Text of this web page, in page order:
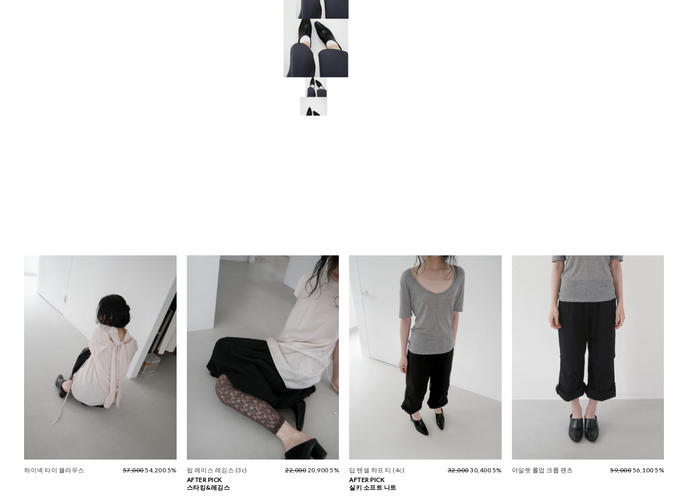
하이넥 타이 블라우스 57,00054,200 5% 립 레이스 레깅스 (3c) 22,000 20,900 5%
AFTER PICK
스타킹&레깅스
딥 텐셀 하프 티 (4c) 32,00030,400 5%
AFTER PICK
실키 소프트 니트
아일렛 롤업 크롭 팬츠 59,000 56,100 5%